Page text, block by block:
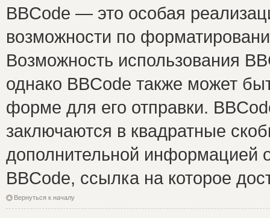
BBCode — это особая
возможности по
Возможность использования
однако BBCode также может
форме для его отправки.
заключаются в квадратные
дополнительной информацией
BBCode, ссылка на которое
Вернуться к началу